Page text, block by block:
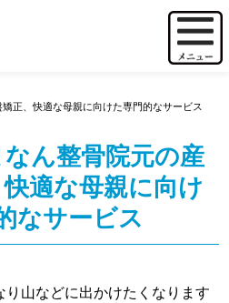
正、快適な母親に向けた専門的なサービス
ん整骨院元の産
適な母親に向け
なサービス
山などに出かけたくなります